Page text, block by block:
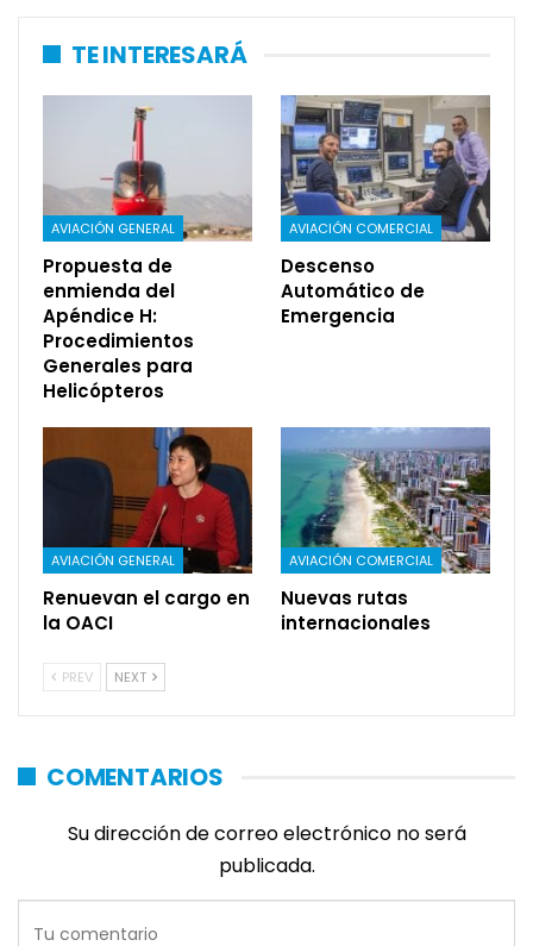
TE INTERESARÁ
AVIACIÓN GENERAL
Propuesta de
enmienda del
Apéndice H:
Procedimientos
Generales para
Helicópteros
AVIACIÓN COMERCIAL
Descenso
Automático de
Emergencia
AVIACIÓN GENERAL
Renuevan el cargo en
la OACI
AVIACIÓN COMERCIAL
Nuevas rutas
internacionales
PREV NEXT
COMENTARIOS
Su dirección de correo electrónico no será
publicada.